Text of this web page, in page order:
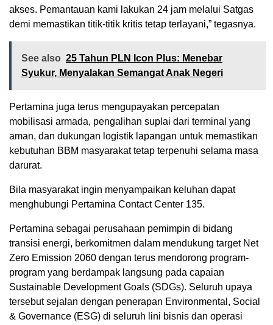
akses. Pemantauan kami lakukan 24 jam melalui Satgas
demi memastikan titik-titik kritis tetap terlayani,” tegasnya.
See also 25 Tahun PLN Icon Plus: Menebar
Syukur, Menyalakan Semangat Anak Negeri
Pertamina juga terus mengupayakan percepatan
mobilisasi armada, pengalihan suplai dari terminal yang
aman, dan dukungan logistik lapangan untuk memastikan
kebutuhan BBM masyarakat tetap terpenuhi selama masa
darurat.
Bila masyarakat ingin menyampaikan keluhan dapat
menghubungi Pertamina Contact Center 135.
Pertamina sebagai perusahaan pemimpin di bidang
transisi energi, berkomitmen dalam mendukung target Net
Zero Emission 2060 dengan terus mendorong program-
program yang berdampak langsung pada capaian
Sustainable Development Goals (SDGs). Seluruh upaya
tersebut sejalan dengan penerapan Environmental, Social
& Governance (ESG) di seluruh lini bisnis dan operasi